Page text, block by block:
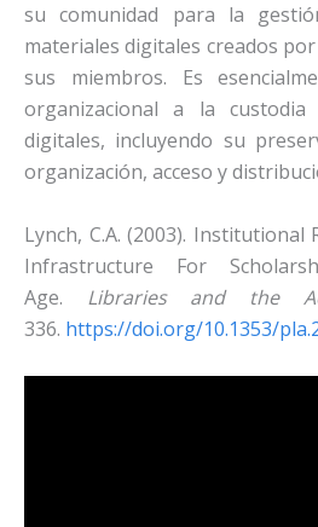
su comunidad para la
materiales digitales creados
sus miembros. Es
organizacional a la
digitales, incluyendo su
organización, acceso y
Lynch, C.A. (2003). Institutional
Infrastructure For
Age. Libraries and the
336. https://doi.org/10.1353/